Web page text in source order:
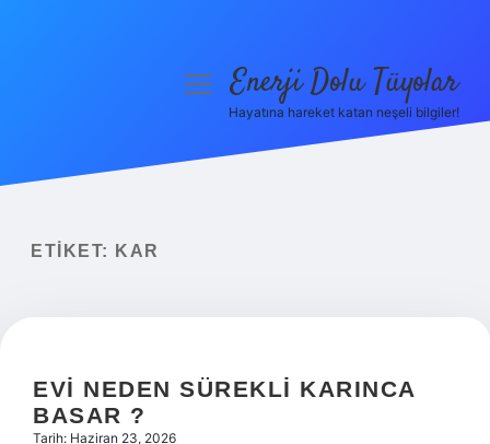
Yasal Uyarı
menüyüEnerji Dolu Tüyolar
Hayatına hareket katan neşeli bilgiler!
ETIKET: KAR
EVI NEDEN SÜREKLI KARINCA
BASAR ?
Tarih: Haziran 23, 2026